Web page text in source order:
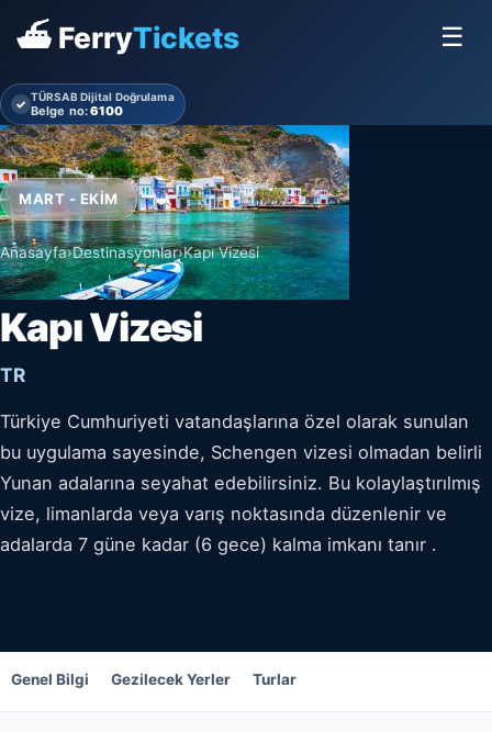
⛴ FerryTickets ☰
✓ TÜRSAB Dijital Doğrulama
Belge no:6100
MART - EKIM
Anasayfa›Destinasyonlar›Kapı Vizesi
Kapı Vizesi
TR
Türkiye Cumhuriyeti vatandaşlarına özel olarak sunulan
bu uygulama sayesinde, Schengen vizesi olmadan belirli
Yunan adalarına seyahat edebilirsiniz. Bu kolaylaştırılmış
vize, limanlarda veya varış noktasında düzenlenir ve
adalarda 7 güne kadar (6 gece) kalma imkanı tanır .
Genel Bilgi Gezilecek Yerler Turlar